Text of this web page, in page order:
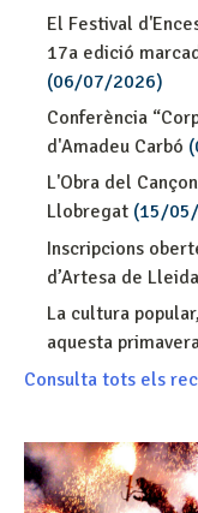
El Festival
17a edició
(06/07/2026)
Conferència
d'Amadeu Carbó
L'Obra del
Llobregat (15/
Inscripcions
d’Artesa de Lleida
La cultura
aquesta
Consulta tots els